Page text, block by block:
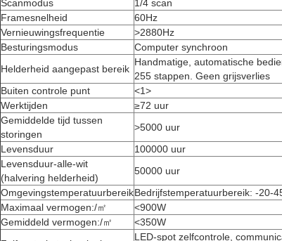
Scanmodus
1/4 scan
Framesnelheid
60Hz
Vernieuwingsfrequentie
>2880Hz
Besturingsmodus
Computer synchroon
Helderheid aangepast bereik
Handmatige, automatische
255 stappen. Geen grijsverlies
Buiten controle punt
<1>
Werktijden
≥72 uur
Gemiddelde tijd tussen
storingen
>5000 uur
Levensduur
100000 uur
Levensduur-alle-wit
(halvering helderheid)
50000 uur
OmgevingstemperatuurbereikBedrijfstemperatuurbereik: -20-
Maximaal vermogen:/㎡
<900W
Gemiddeld vermogen:/㎡
<350W
LED-spot zelfcontrole,